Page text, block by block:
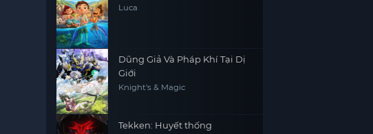
Luca
Dũng Giả Và Pháp Khí Tại Dị
Giới
Knight's & Magic
Tekken: Huyết thống